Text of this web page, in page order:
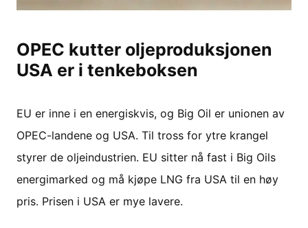
OPEC kutter oljeproduksjonen
USA er i tenkeboksen
EU er inne i en energiskvis, og Big Oil er unionen av
OPEC-landene og USA. Til tross for ytre krangel
styrer de oljeindustrien. EU sitter nå fast i Big Oils
energimarked og må kjøpe LNG fra USA til en høy
pris. Prisen i USA er mye lavere.